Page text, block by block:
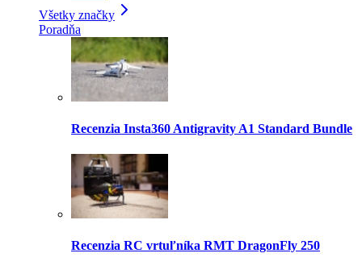
Všetky značky
Poradňa
Recenzia Insta360 Antigravity A1 Standard Bundle
Recenzia RC vrtuľníka RMT DragonFly 250